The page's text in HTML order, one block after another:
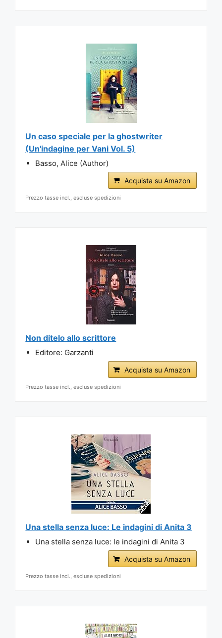
Un caso speciale per la ghostwriter
(Un'indagine per Vani Vol. 5)
Basso, Alice (Author)
Acquista su Amazon
Prezzo tasse incl., escluse spedizioni
Non ditelo allo scrittore
Editore: Garzanti
Acquista su Amazon
Prezzo tasse incl., escluse spedizioni
Una stella senza luce: Le indagini di Anita 3
Una stella senza luce: le indagini di Anita 3
Acquista su Amazon
Prezzo tasse incl., escluse spedizioni